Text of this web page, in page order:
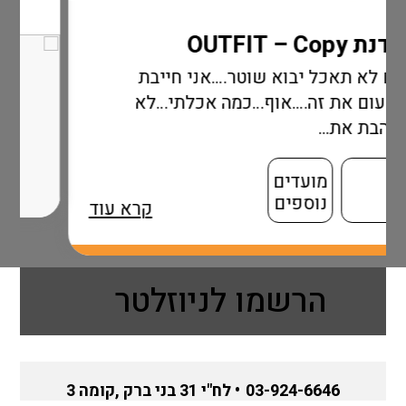
חייבת
אכלתי…לא
קרא עוד
הרשמו לניוזלטר
03-924-6646 • לח"י 31 בני ברק ,קומה 3